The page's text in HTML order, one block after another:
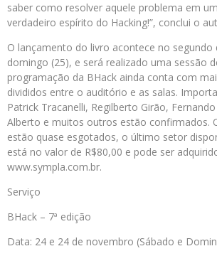
saber como resolver aquele problema em
verdadeiro espírito do Hacking!”, conclui o
O lançamento do livro acontece no segundo
domingo (25), e será realizado uma sessão
programação da BHack ainda conta com
divididos entre o auditório e as salas.
Patrick Tracanelli, Regilberto Girão,
Alberto e muitos outros estão confirmados.
estão quase esgotados, o último setor
está no valor de R$80,00 e pode ser
www.sympla.com.br.
Serviço
BHack – 7ª edição
Data: 24 e 24 de novembro (Sábado e